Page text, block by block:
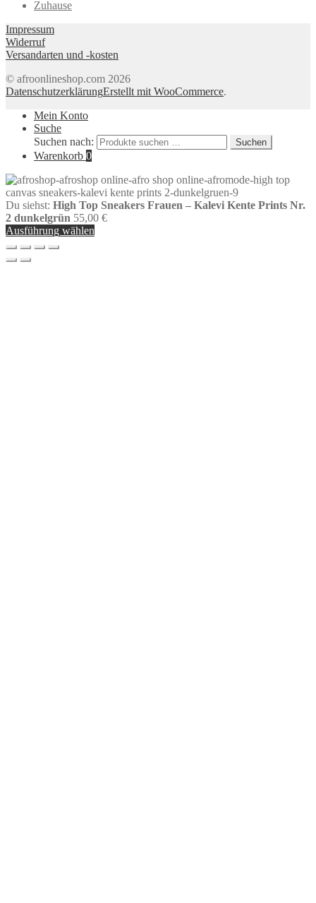
Zuhause
Impressum
Widerruf
Versandarten und -kosten
© afroonlineshop.com 2026
DatenschutzerklärungErstellt mit WooCommerce.
Mein Konto
Suche
Suchen nach:
Suchen
Warenkorb 0
Du siehst: High Top Sneakers Frauen – Kalevi Kente Prints Nr.
2 dunkelgrün 55,00 €
Ausführung wählen